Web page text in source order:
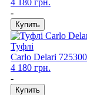
-
Туфлі
Carlo Delari
4 180 грн.
-